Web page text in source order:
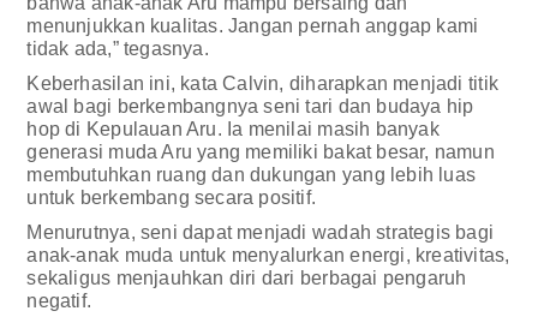
menunjukkan kualitas. Jangan pernah anggap kami
tidak ada,” tegasnya.
Keberhasilan ini, kata Calvin, diharapkan menjadi titik
awal bagi berkembangnya seni tari dan budaya hip
hop di Kepulauan Aru. Ia menilai masih banyak
generasi muda Aru yang memiliki bakat besar, namun
membutuhkan ruang dan dukungan yang lebih luas
untuk berkembang secara positif.
Menurutnya, seni dapat menjadi wadah strategis bagi
anak-anak muda untuk menyalurkan energi, kreativitas,
sekaligus menjauhkan diri dari berbagai pengaruh
negatif.